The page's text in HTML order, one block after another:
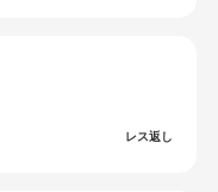
レス返し